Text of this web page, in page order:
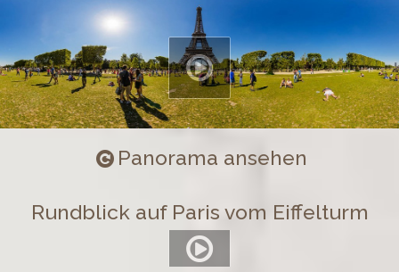
Panorama ansehen
Rundblick auf Paris vom Eiffelturm